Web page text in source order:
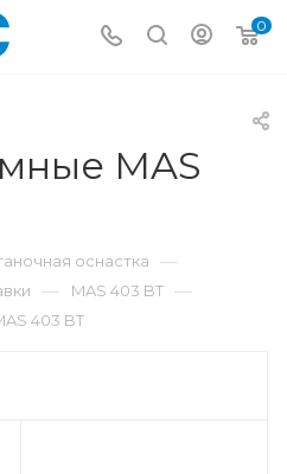
0
MAS
оснастка —
— MAS 403 BT —
403 BT